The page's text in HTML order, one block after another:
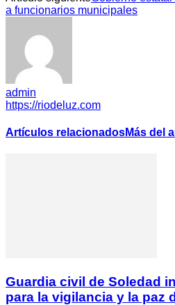
a funcionarios municipales
admin
https://riodeluz.com
Artículos relacionadosMás del
Guardia civil de Soledad
para la vigilancia y la paz